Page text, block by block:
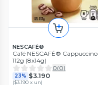
NESCAFÉ®
Café NESCAFÉ® Cappuccino
112g (8x14g)
0(0)
23% $3.190
($3.190 x un)